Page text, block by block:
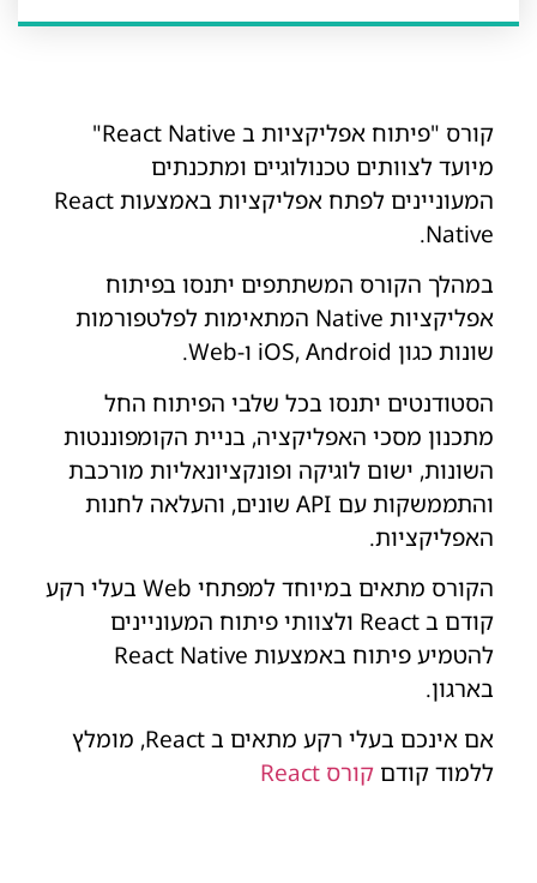
קורס "פיתוח אפליקציות ב React Native"
מיועד לצוותים טכנולוגיים ומתכנתים
המעוניינים לפתח אפליקציות באמצעות React
Native.
במהלך הקורס המשתתפים יתנסו בפיתוח
אפליקציות Native המתאימות לפלטפורמות
שונות כגון iOS, Android ו-Web.
הסטודנטים יתנסו בכל שלבי הפיתוח החל
מתכנון מסכי האפליקציה, בניית הקומפוננטות
השונות, ישום לוגיקה ופונקציונאליות מורכבת
והתממשקות עם API שונים, והעלאה לחנות
האפליקציות.
הקורס מתאים במיוחד למפתחי Web בעלי רקע
קודם ב React ולצוותי פיתוח המעוניינים
להטמיע פיתוח באמצעות React Native
בארגון.
אם אינכם בעלי רקע מתאים ב React, מומלץ
ללמוד קודם קורס React